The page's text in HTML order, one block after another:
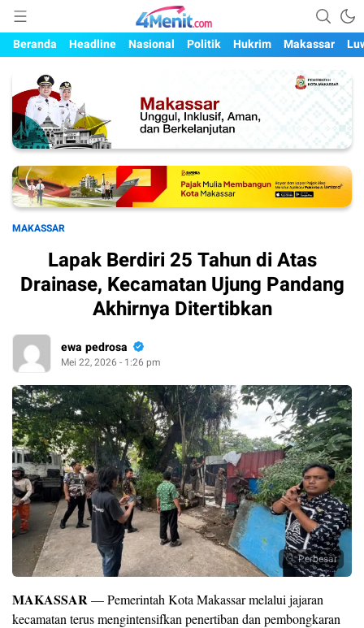
4menit.com
Mengungkap Kisah, Setiap Hari
Beranda
Headline Nasional Politik Hukrim Makassar
MAKASSAR
Lapak Berdiri 25 Tahun di Atas
Drainase, Kecamatan Ujung Pandang
Akhirnya Ditertibkan
ewa pedrosa
Mei 22, 2026 - 1:26 pm
Perbesar
MAKASSAR — Pemerintah Kota Makassar melalui jajaran
kecamatan terus mengintensifkan penertiban dan pembongkaran